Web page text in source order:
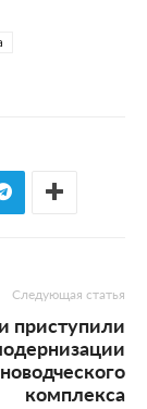
Следующая статья
приступили
комплекса